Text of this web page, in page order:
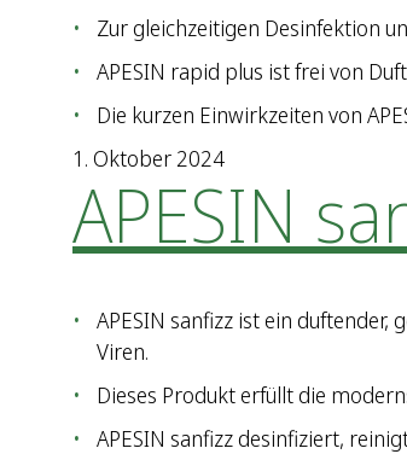
Zur gleichzeitigen Desinfektion
APESIN rapid plus ist frei von
Die kurzen Einwirkzeiten von
1. Oktober 2024
APESIN
APESIN sanfizz ist ein
Viren.
Dieses Produkt erfüllt die
APESIN sanfizz desinfiziert,